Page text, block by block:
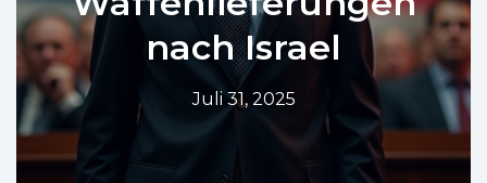
nach Israel
Juli 31, 2025